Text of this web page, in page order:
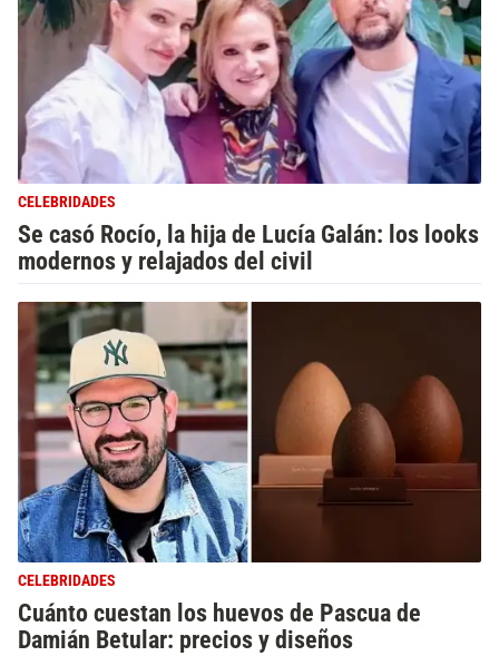
CELEBRIDADES
Se casó Rocío, la hija de Lucía Galán: los looks
modernos y relajados del civil
CELEBRIDADES
Cuánto cuestan los huevos de Pascua de
Damián Betular: precios y diseños